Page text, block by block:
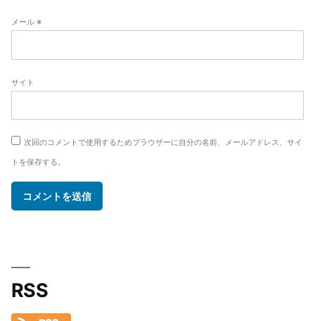
メール ※
サイト
次回のコメントで使用するためブラウザーに自分の名前、メールアドレス、サイ
トを保存する。
RSS